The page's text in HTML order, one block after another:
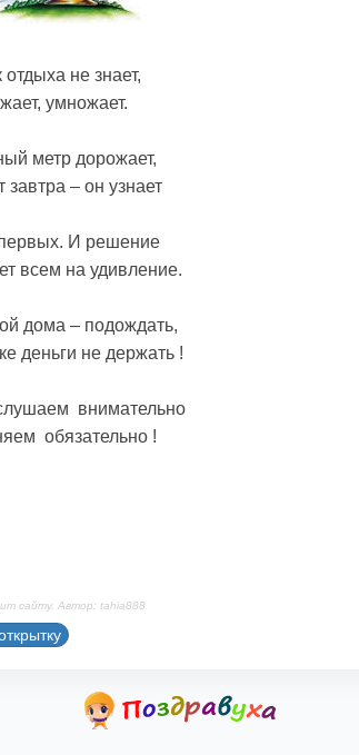
не знает,
умножает.
метр дорожает,
завтра – он узнает
И решение
всем на удивление.
дома – подождать,
деньги не держать !
внимательно
обязательно !
сайту. Автор: tahia888